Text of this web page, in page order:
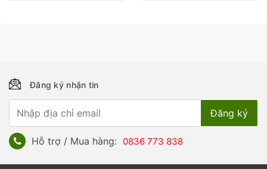
Đăng ký nhận tin
Hỗ trợ / Mua hàng: 0836 773 838